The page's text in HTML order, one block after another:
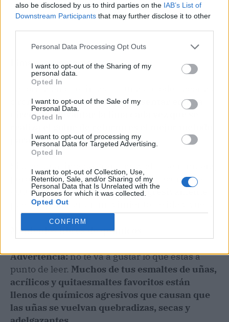
also be disclosed by us to third parties on the IAB’s List of
Downstream Participants that may further disclose it to other
Personal Data Processing Opt Outs
I want to opt-out of the Sharing of my
personal data.
Opted In
I want to opt-out of the Sale of my
Personal Data.
Opted In
I want to opt-out of processing my
Personal Data for Targeted Advertising.
Opted In
I want to opt-out of Collection, Use,
Retention, Sale, and/or Sharing of my
Personal Data that Is Unrelated with the
Purposes for which it was collected.
Opted Out
CONFIRM
Limar correctamente
La forma en que limas tus uñas puede hacerlas
o romperlas, literalmente.Presentar en una
dirección, levantar la lima cada vez que se
para evitar daños o roturas.
pero si usas una lima de grado fino (como de
400 a 600 granos) y no la lima agresivamente,
puede presentar un movimiento de ida y vuelta.
Mantenlos libres de químicos
Advertencia:no te va a gustar lo que estás a
punto de leer. Muchos de tus esmaltes de uñas,
acrílicos y quitaesmaltes favoritos están
llenos de químicos agresivos que causan que
las uñas se vuelvan quebradizas, secas y